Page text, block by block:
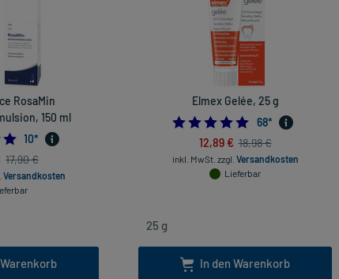
RosaMin
150 ml
4.8
10*
17,90 €
Versandkosten
Elmex Gelée, 25 g
68*
12,89 € 18,98 €
inkl. MwSt. zzgl. Versandkosten
Lieferbar
In den Warenkorb